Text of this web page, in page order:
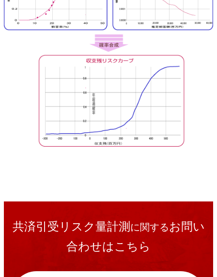
共済引受リスク量計測 に関するお問い
合わせはこちら